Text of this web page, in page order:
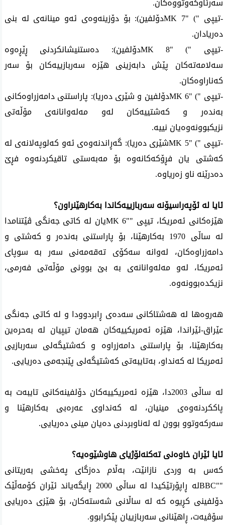
-تیپی "MK 7" (دۆلفین): بۆ دۆزینەوەی ئەو مینانەی لە بنی
دەریادان.
-تیپی "MK 8" (دۆلفین): دەستنیشانکردنی ڕێڕەوە
سەلامەتەکان پێش دابەزینی هێزە سەربازییەکان بۆ سەر
کەناراوەکان.
-تیپی "MK 6" (دۆلفین و شێری دەریا): پاراستنی دامەزراوەکانی
بەندەر و کەشتییەکان لەو مەلەوانانەی مۆڵەتی
نزیکبوونەوەیان نییە.
-تیپی "MK 5" (شێری دەریا): گەڕاندنەوەی ئەو کەلوپەلانەی لە
کەشتی یان فڕۆکەکانەوە بۆ مەبەستی تاقیکردنەوە فڕێ
دەدرێنە ناو زەریاوە.
ئایا لە ئۆپەراسیۆنە سەربازییەکاندا بەکارهێنراون؟
هێزه‌كانی ئه‌مریكا، تیپی "MK 6"یان لە کاتی جەنگی ڤێتنامدا
لە ساڵی 1970 بەکارهێنا، بۆ پاراستنی بەندەر و کەشتی و
دامەزراوەکان، لەوانە سەکۆی تەقەمەنی سەر بە سوپای
ئەمریکا، له‌و مه‌له‌وانانه‌ی به‌ بێ بوونی مۆڵه‌تی فه‌رمی،
نزیكده‌بوونه‌وه‌.
هەروەها لە هەشتاکانی سەدەی ڕابردوودا و لە کاتی جەنگی
عێراق-ئێراندا، هێزە ئەمریکییەکان هەمان تیپیان لە بەحرەین
بەکارهێنا، بۆ پاراستنی دامەزراوە و کەشتیگه‌لی سەربازیی
ئەمریکا لە کەنداو، بەتایبەتی کەشتیگەلی پێنجه‌می ده‌ریایی.
لە ساڵی 2003دا، هێزە ئەمریکییەکان دۆلفینەکانی تایبەت بە
پاککردنەوەی مینیان، لە کەنداوی عەرەبی بەکارهێنا و
سەرکەوتوو بوون لە لەناوبردنی دەیان مینی دەریایی.
ئایا ئێران خاوەنی تەکنەلۆژیای هاوشێوەیە؟
کەس بە وردی نازانێت، بەڵام دەزگای پەخشی بەریتانی
"
BBC"
لە ڕاپۆرتێکیدا لە ساڵی 2000 ڕایگەیاند ئێران کۆمەڵێک
دۆلفینی کڕیوە کە لە ساڵانی شەستەکان، بۆ هێزی دەریایی
سۆڤیەت، ڕاهێنانی سەربازییان پێکرابوو.